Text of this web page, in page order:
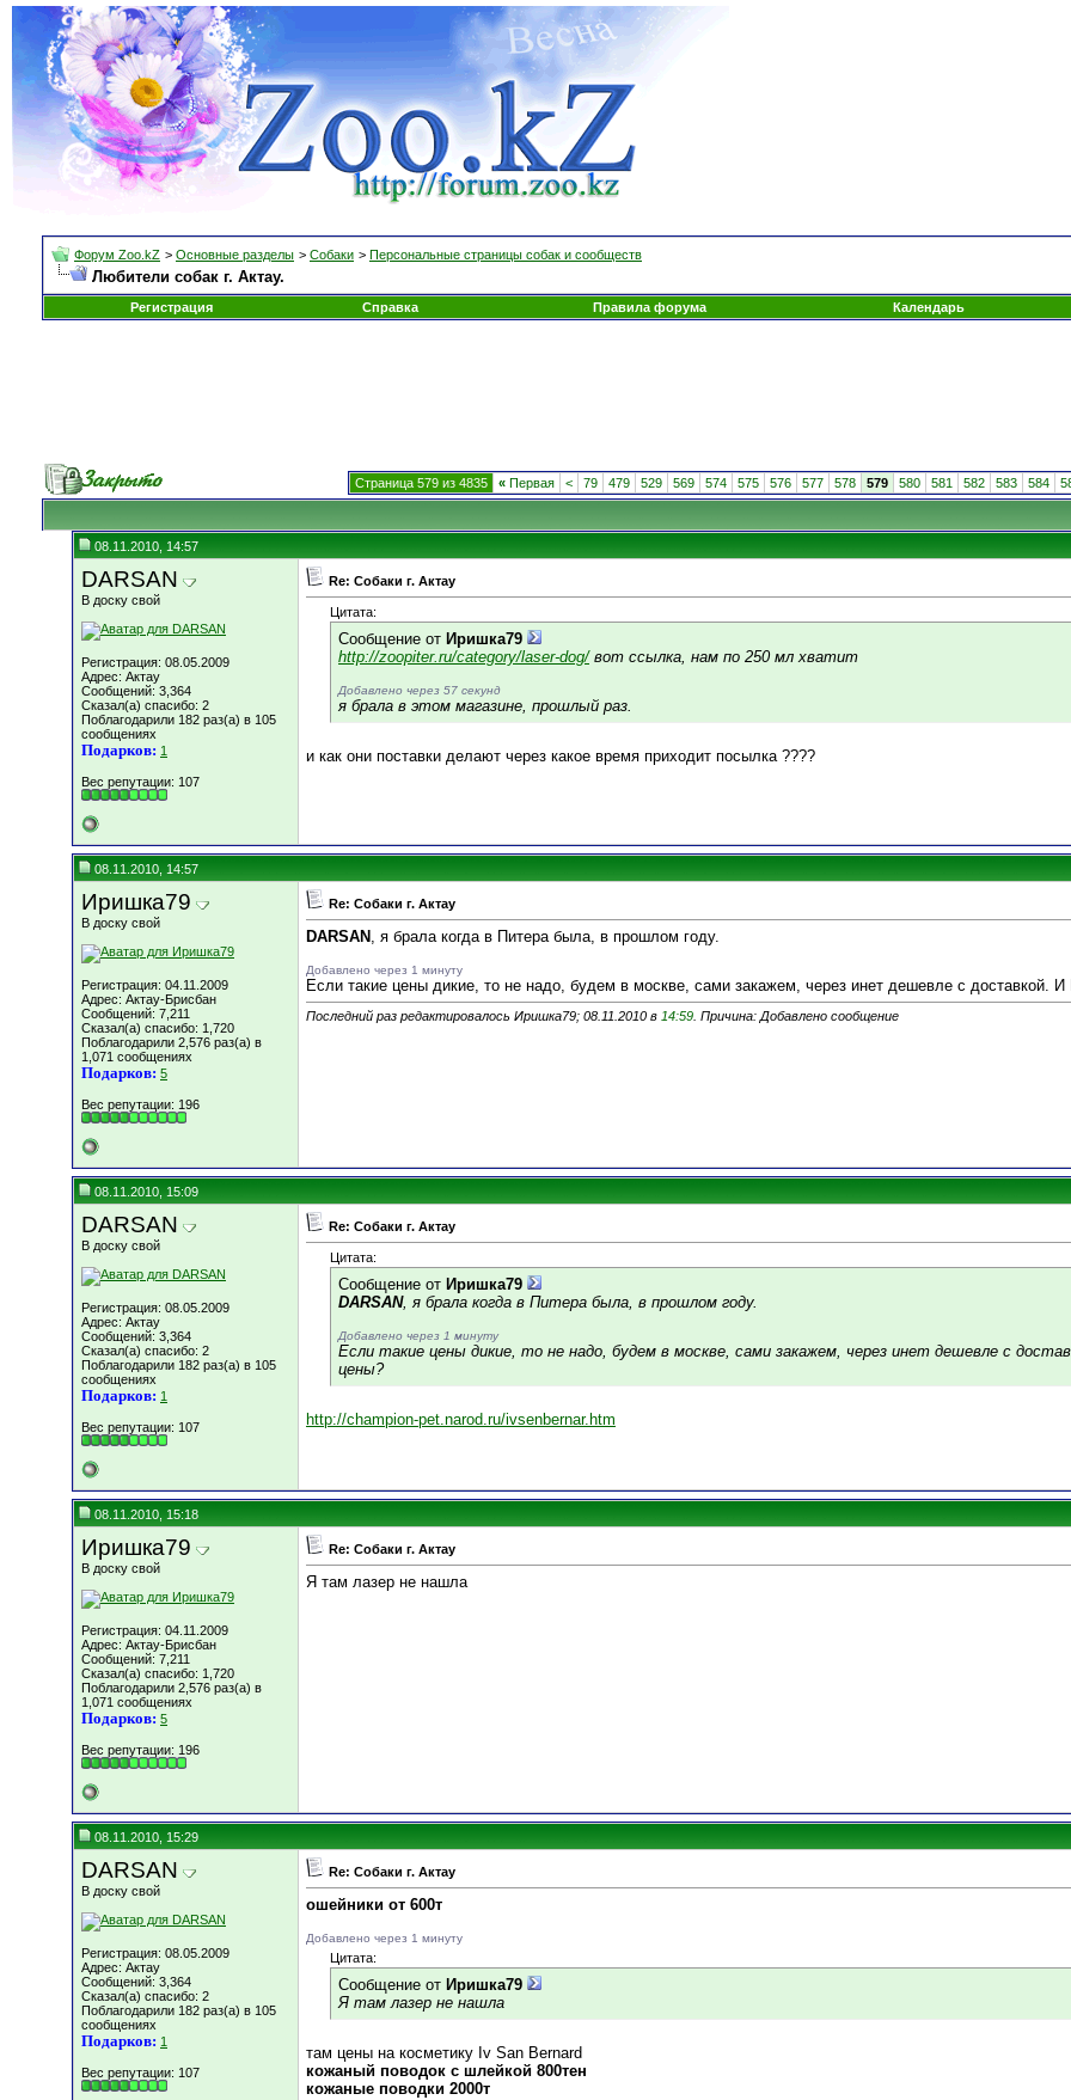
Форум Zoo.kZ > Основные разделы > Собаки > Персональные страницы собак и сообществ
Любители собак г. Актау.
Регистрация
Справка Правила форума Календарь
Страница 579 из 4835 « Первая < 79 479 529 569 574 575 576 577 578 579 580 581 582 583 584
08.11.2010, 14:57
DARSAN
В доску свой
Регистрация: 08.05.2009
Адрес: Актау
Сообщений: 3,364
Сказал(а) спасибо: 2
Поблагодарили 182 раз(а) в 105
сообщениях
Подарков: 1
Вес репутации: 107
Re: Собаки г. Актау
Цитата:
Сообщение от Иришка79
http://zoopiter.ru/category/laser-dog/вот ссылка, нам по 250 мл хватит
Добавлено через 57 секунд
я брала в этом магазине, прошлый раз.
и как они поставки делают через какое время приходит посылка ????
08.11.2010, 14:57
Иришка79
В доску свой
Регистрация: 04.11.2009
Адрес: Актау-Брисбан
Сообщений: 7,211
Сказал(а) спасибо: 1,720
Поблагодарили 2,576 раз(а) в
1,071 сообщениях
Подарков: 5
Вес репутации: 196
Re: Собаки г. Актау
DARSAN , я брала когда в Питера была, в прошлом году.
Добавлено через 1 минуту
Если такие цены дикие, то не надо, будем в москве, сами закажем, через инет дешевле с доставкой. И
Последний раз редактировалось Иришка79; 08.11.2010 в 14:59 . Причина: Добавлено сообщение
08.11.2010, 15:09
DARSAN
В доску свой
Регистрация: 08.05.2009
Адрес: Актау
Сообщений: 3,364
Сказал(а) спасибо: 2
Поблагодарили 182 раз(а) в 105
сообщениях
Подарков: 1
Вес репутации: 107
Re: Собаки г. Актау
Цитата:
Сообщение от Иришка79
DARSAN, я брала когда в Питера была, в прошлом году.
Добавлено через 1 минуту
Если такие цены дикие, то не надо, будем в москве, сами закажем, через инет дешевле с
цены?
http://champion-pet.narod.ru/ivsenbernar.htm
08.11.2010, 15:18
Иришка79
В доску свой
Регистрация: 04.11.2009
Адрес: Актау-Брисбан
Сообщений: 7,211
Сказал(а) спасибо: 1,720
Поблагодарили 2,576 раз(а) в
1,071 сообщениях
Подарков: 5
Вес репутации: 196
Re: Собаки г. Актау
Я там лазер не нашла
08.11.2010, 15:29
DARSAN
В доску свой
Регистрация: 08.05.2009
Адрес: Актау
Сообщений: 3,364
Сказал(а) спасибо: 2
Поблагодарили 182 раз(а) в 105
сообщениях
Подарков: 1
Вес репутации: 107
Re: Собаки г. Актау
ошейники от 600т
Добавлено через 1 минуту
Цитата:
Сообщение от Иришка79
Я там лазер не нашла
там цены на косметику Iv Sаn Bernard
кожаный поводок с шлейкой 800тен
кожаные поводки 2000т